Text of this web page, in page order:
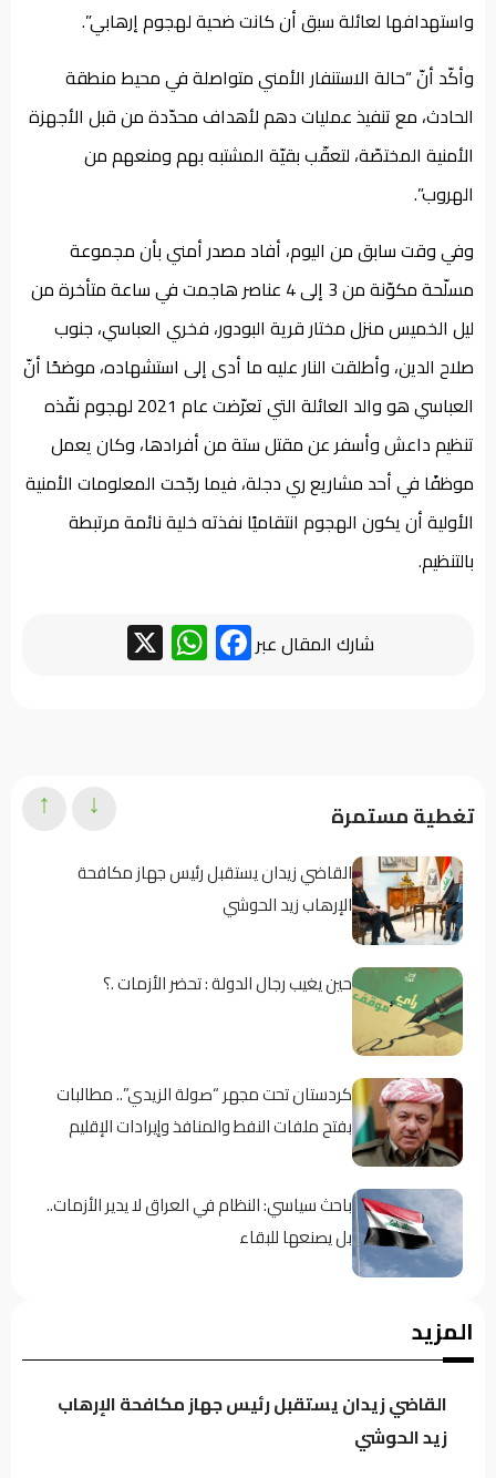
واستهدافها لعائلة سبق أن كانت ضحية لهجوم إرهابي”.
وأكّد أنّ “حالة الاستنفار الأمني متواصلة في محيط منطقة
الحادث، مع تنفيذ عمليات دهم لأهداف محدّدة من قبل الأجهزة
الأمنية المختصّة، لتعقّب بقيّة المشتبه بهم ومنعهم من
الهروب”.
وفي وقت سابق من اليوم، أفاد مصدر أمني بأن مجموعة
مسلّحة مكوّنة من 3 إلى 4 عناصر هاجمت في ساعة متأخرة من
ليل الخميس منزل مختار قرية البودور، فخري العباسي، جنوب
صلاح الدين، وأطلقت النار عليه ما أدى إلى استشهاده، موضحًا أنّ
العباسي هو والد العائلة التي تعرّضت عام 2021 لهجوم نفّذه
تنظيم داعش وأسفر عن مقتل ستة من أفرادها، وكان يعمل
موظفًا في أحد مشاريع ري دجلة، فيما رجّحت المعلومات الأمنية
الأولية أن يكون الهجوم انتقاميًا نفذته خلية نائمة مرتبطة
بالتنظيم.
شارك المقال عبر Facebook
WhatsApp
تغطية مستمرة
القاضي زيدان يستقبل رئيس جهاز مكافحة
الإرهاب زيد الحوشي
حين يغيب رجال الدولة : تحضر الأزمات .؟
كردستان تحت مجهر “صولة الزيدي”.. مطالبات
بفتح ملفات النفط والمنافذ وإيرادات الإقليم
باحث سياسي: النظام في العراق لا يدير الأزمات..
بل يصنعها للبقاء
الموسوي: الكتل السياسية تتجه لدعم محدود
↓
↑
المزيد
القاضي زيدان يستقبل رئيس جهاز مكافحة الإرهاب
زيد الحوشي